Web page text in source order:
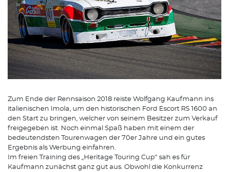
Zum Ende der Rennsaison 2018 reiste Wolfgang Kaufmann ins
italienischen Imola, um den historischen Ford Escort RS 1600 an
den Start zu bringen, welcher von seinem Besitzer zum Verkauf
freigegeben ist. Noch einmal Spaß haben mit einem der
bedeutendsten Tourenwagen der 70er Jahre und ein gutes
Ergebnis als Werbung einfahren.
Im freien Training des „Heritage Touring Cup“ sah es für
Kaufmann zunächst ganz gut aus. Obwohl die Konkurrenz